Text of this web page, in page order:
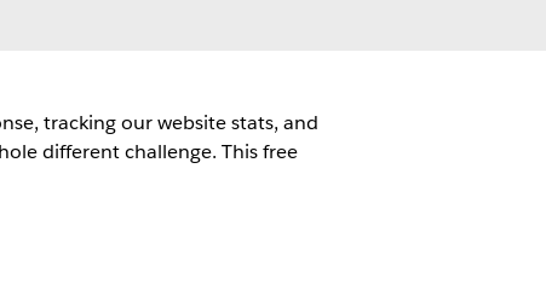
tracking our website stats, and
different challenge. This free